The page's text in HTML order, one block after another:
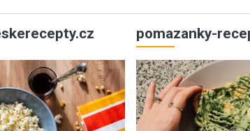
pomazanky-